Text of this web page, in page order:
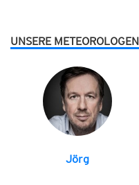
UNSERE METEOROLOGEN
Jörg